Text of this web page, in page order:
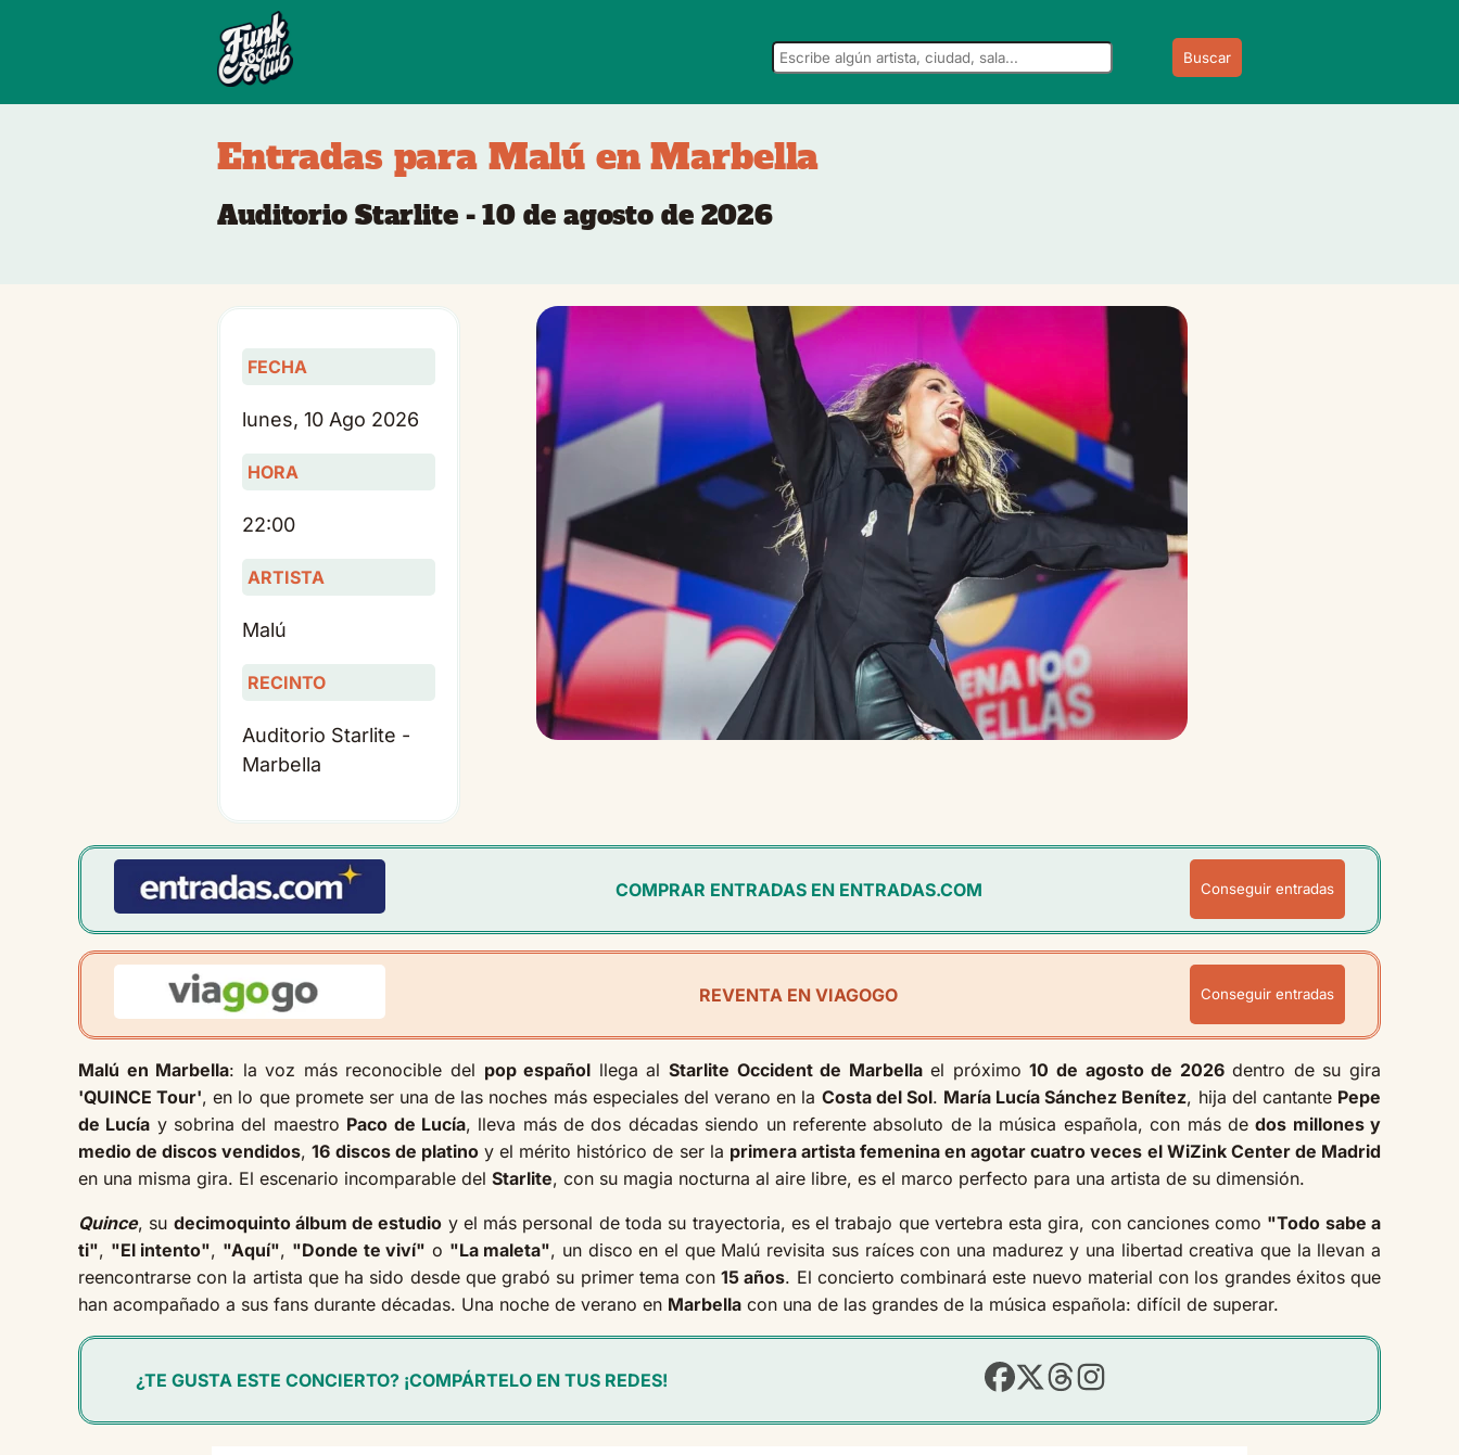
Buscar
Entradas para Malú en Marbella
Auditorio Starlite - 10 de agosto de 2026
FECHA
lunes, 10 Ago 2026
HORA
22:00
ARTISTA
Malú
RECINTO
Auditorio Starlite -
Marbella
COMPRAR ENTRADAS EN ENTRADAS.COM Conseguir entradas
REVENTA EN VIAGOGO Conseguir entradas
Malú en Marbella: la voz más reconocible del pop español llega al Starlite Occident de Marbellael próximo10 de agosto de 2026dentro de su gira
'QUINCE Tour', en lo que promete ser una de las noches más especiales del verano en la Costa del Sol. María Lucía Sánchez Benítez, hija del cantante Pepe
de Lucía y sobrina del maestro Paco de Lucía, lleva más de dos décadas siendo un referente absoluto de la música española, con más dedos millones y
medio de discos vendidos,16 discos de platinoy el mérito histórico de ser la primera artista femenina en agotar cuatro veces el WiZink Center de Madrid
en una misma gira. El escenario incomparable del Starlite, con su magia nocturna al aire libre, es el marco perfecto para una artista de su dimensión.
Quince, su decimoquinto álbum de estudio y el más personal de toda su trayectoria, es el trabajo que vertebra esta gira, con canciones como "Todo sabe a
ti", "El intento", "Aquí", "Donde te viví" o "La maleta", un disco en el que Malú revisita sus raíces con una madurez y una libertad creativa que la llevan a
reencontrarse con la artista que ha sido desde que grabó su primer tema con15 años. El concierto combinará este nuevo material con los grandes éxitos que
han acompañado a sus fans durante décadas. Una noche de verano en Marbella con una de las grandes de la música española: difícil de superar.
¿TE GUSTA ESTE CONCIERTO? ¡COMPÁRTELO EN TUS REDES!